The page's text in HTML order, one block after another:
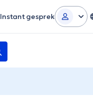
Instant gesprek